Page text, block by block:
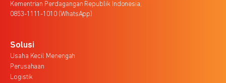
Kementrian Perdagangan Republik Indonesia,
0853-1111-1010 (WhatsApp)
Solusi
Usaha Kecil Menengah
Perusahaan
Logistik